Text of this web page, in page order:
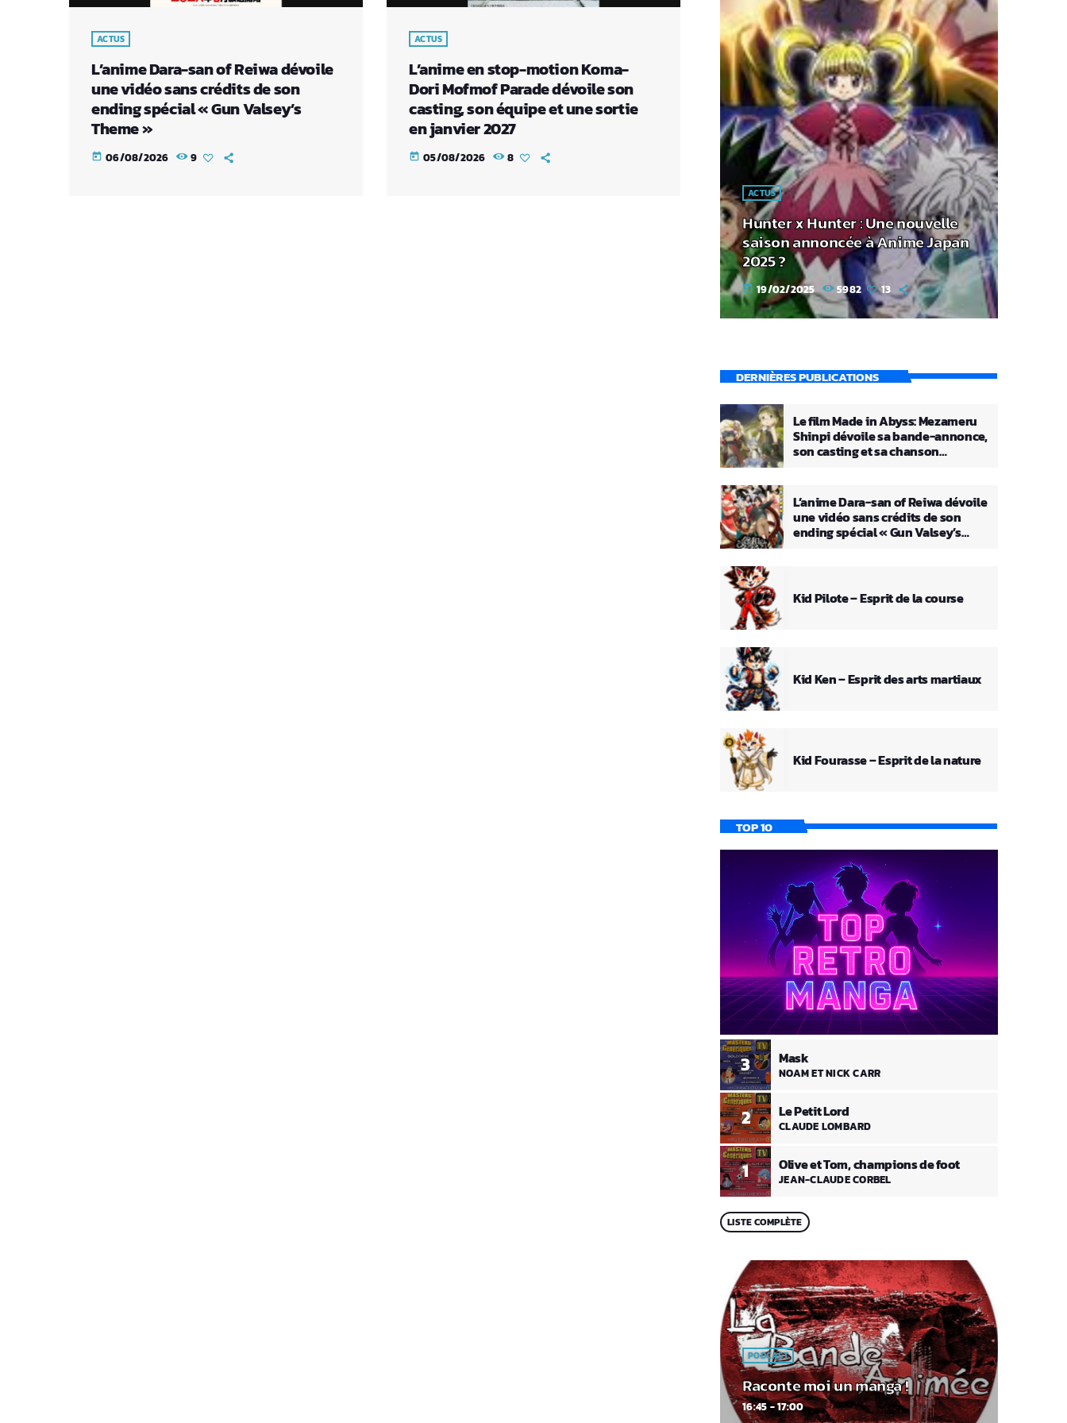
ACTUS
L’anime Dara-san of Reiwa dévoile
une vidéo sans crédits de son
ending spécial « Gun Valsey’s
Theme »
today 06/08/2026 9
ACTUS
L’anime en stop-motion Koma-
Dori Mofmof Parade dévoile son
casting, son équipe et une sortie
en janvier 2027
today 05/08/2026 8
ACTUS
Hunter x Hunter : Une nouvelle
saison annoncée à Anime Japan
2025 ?
today 19/02/2025 5982 13
DERNIÈRES PUBLICATIONS
Le film Made in Abyss: Mezameru
Shinpi dévoile sa bande-annonce,
son casting et sa chanson
L’anime Dara-san of Reiwa dévoile
une vidéo sans crédits de son
ending spécial « Gun Valsey’s
Kid Pilote – Esprit de la course
Kid Ken – Esprit des arts martiaux
Kid Fourasse – Esprit de la nature
TOP 10
1 Olive et Tom, champions de foot
JEAN-CLAUDE CORBEL
2 Le Petit Lord
CLAUDE LOMBARD
3 Mask
NOAM ET NICK CARR
LISTE COMPLÈTE
PODCAST
Raconte moi un manga !
16:45 - 17:00